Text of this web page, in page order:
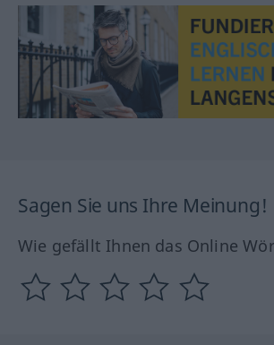
Sagen Sie uns Ihre Meinung!
Wie gefällt Ihnen das Online